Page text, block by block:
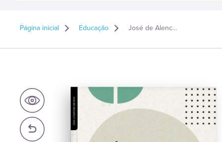
Página inicial Educação José de Alencar em obra recepção crítica e diálogos teóricos